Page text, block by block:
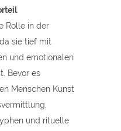
Rolle in der
sie tief mit
und emotionalen
Bevor es
Menschen Kunst
und rituelle